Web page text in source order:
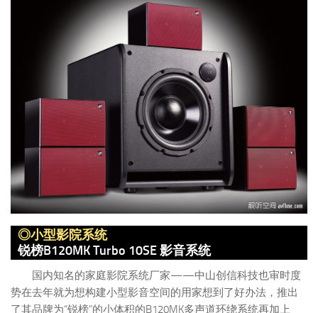
◎小型影院系统
锐榜B120MK Turbo 10SE 影音系统
国内知名的家庭影院系统厂家——中山创信科技也审时度
势在去年就为想构建小型影音空间的用家想到了好办法，推出
了其品牌为“锐榜”的小体积的B120MK多声道环绕系统再加上